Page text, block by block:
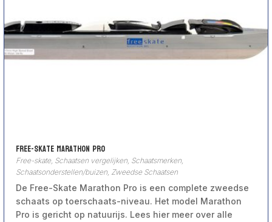
Free-Skate Marathon Pro
Free-skate, Schaatsen vergelijken, Schaatsmerken,
Schaatsonderstellen/buizen, Zweedse Schaatsen
De Free-Skate Marathon Pro is een complete zweedse
schaats op toerschaats-niveau. Het model Marathon
Pro is gericht op natuurijs. Lees hier meer over alle